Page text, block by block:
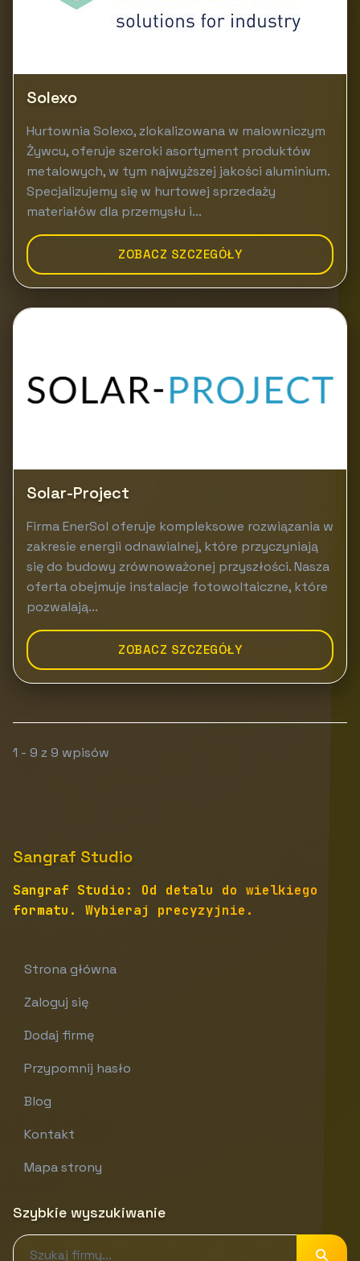
Solexo
Hurtownia Solexo, zlokalizowana w malowniczym
Żywcu, oferuje szeroki asortyment produktów
metalowych, w tym najwyższej jakości aluminium.
Specjalizujemy się w hurtowej sprzedaży
materiałów dla przemysłu i...
ZOBACZ SZCZEGÓŁY
Solar-Project
Firma EnerSol oferuje kompleksowe rozwiązania w
zakresie energii odnawialnej, które przyczyniają
się do budowy zrównoważonej przyszłości. Nasza
oferta obejmuje instalacje fotowoltaiczne, które
pozwalają...
ZOBACZ SZCZEGÓŁY
1 - 9 z 9 wpisów
Sangraf Studio
Sangraf Studio: Od detalu do wielkiego
formatu. Wybieraj precyzyjnie.
Strona główna
Zaloguj się
Dodaj firmę
Przypomnij hasło
Blog
Kontakt
Mapa strony
Szybkie wyszukiwanie